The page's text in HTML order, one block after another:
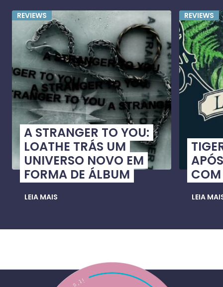
REVIEWS
A STRANGER TO YOU:
LOATHE TRÁS UM
UNIVERSO NOVO EM
FORMA DE ÁLBUM
LEIA MAIS
REVIEWS
COM
LEIA